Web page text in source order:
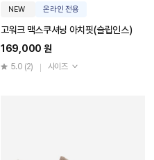
NEW 온라인 전용
고워크 맥스쿠셔닝 아치핏(슬립인스)
169,000 원
5.0 (2) 사이즈